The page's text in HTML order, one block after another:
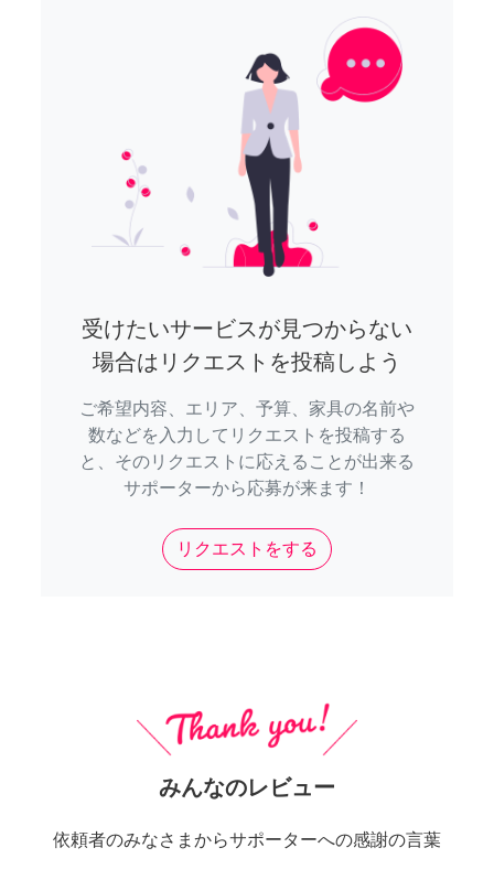
受けたいサービスが見つからない
場合はリクエストを投稿しよう
ご希望内容、エリア、予算、家具の名前や
数などを入力してリクエストを投稿する
と、そのリクエストに応えることが出来る
サポーターから応募が来ます！
リクエストをする
みんなのレビュー
依頼者のみなさまからサポーターへの感謝の言葉